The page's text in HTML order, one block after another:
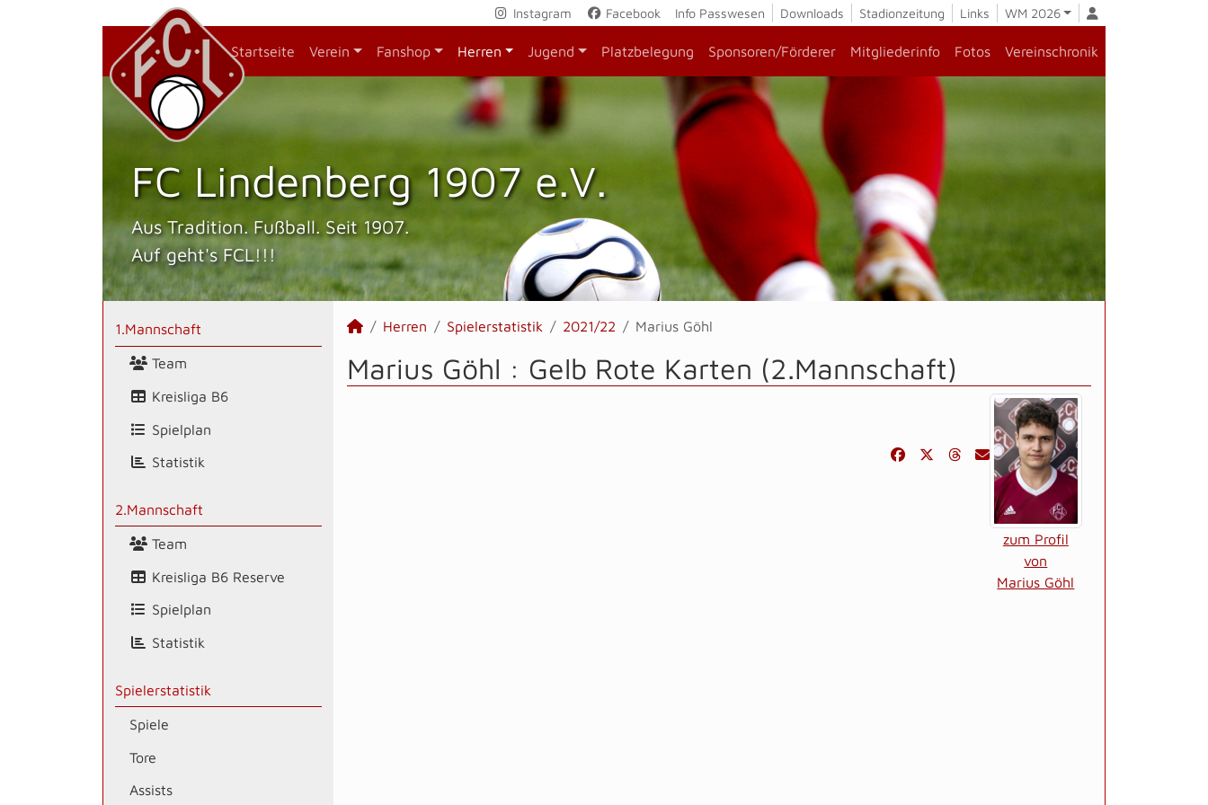
Instagram Facebook Info Passwesen Downloads Stadionzeitung Links WM 2026
Startseite Verein Fanshop Herren Jugend Platzbelegung Sponsoren/Förderer Mitgliederinfo Fotos Vereinschronik
FC Lindenberg 1907 e.V.
Aus Tradition. Fußball. Seit 1907.
Auf geht's FCL!!!
1.Mannschaft
Team
Kreisliga B6
Spielplan
Statistik
2.Mannschaft
Team
Kreisliga B6 Reserve
Spielplan
Statistik
Spielerstatistik
Spiele
Tore
Assists
Herren Spielerstatistik 2021/22 Marius Göhl
Marius Göhl : Gelb Rote Karten (2.Mannschaft)
zum Profil
von
Marius Göhl